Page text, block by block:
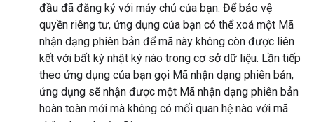
đầu đã đăng ký với máy chủ của bạn. Để bảo vệ
quyền riêng tư, ứng dụng của bạn có thể xoá một Mã
nhận dạng phiên bản để mã này không còn được liên
kết với bất kỳ nhật ký nào trong cơ sở dữ liệu. Lần tiếp
theo ứng dụng của bạn gọi Mã nhận dạng phiên bản,
ứng dụng sẽ nhận được một Mã nhận dạng phiên bản
hoàn toàn mới mà không có mối quan hệ nào với mã